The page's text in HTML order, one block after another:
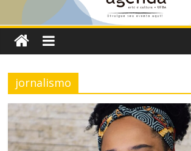
Dulce dos Pobres
Projeto Órbita estreia em Salvador com
Goethe-Institut e programação gratuita de
jornalismo